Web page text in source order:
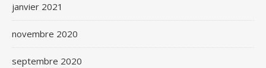
janvier 2021
novembre 2020
septembre 2020